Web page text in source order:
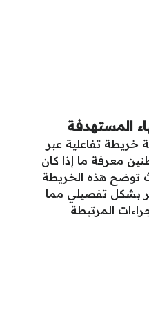
المستهدفة
خريطة تفاعلية عبر
معرفة ما إذا كان
توضح هذه الخريطة
بشكل تفصيلي مما
المرتبطة